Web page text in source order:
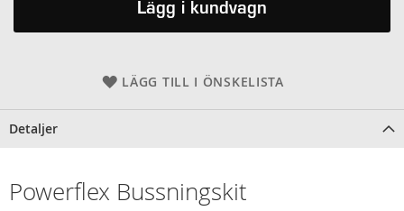
Lägg i kundvagn
LÄGG TILL I ÖNSKELISTA
Detaljer
Powerflex Bussningskit